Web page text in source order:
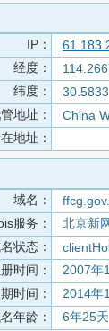
IP：
经度：
纬度：
30.5833
地址：
China
地址：
域名：
服务：
北京新
状态：
时间：
2007年
时间：
2014年
年龄：
6年25天